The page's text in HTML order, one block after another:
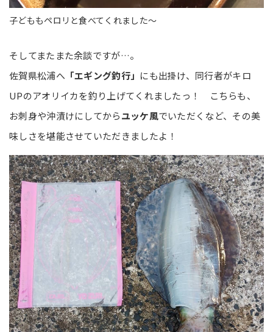
子どももペロリと食べてくれました～
そしてまたまた余談ですが…。
佐賀県松浦へ 「エギング釣行」 にも出掛け、同行者がキロ
UPのアオリイカを釣り上げてくれましたっ！ こちらも、
お刺身や沖漬けにしてからユッケ風でいただくなど、その美
味しさを堪能させていただきましたよ！